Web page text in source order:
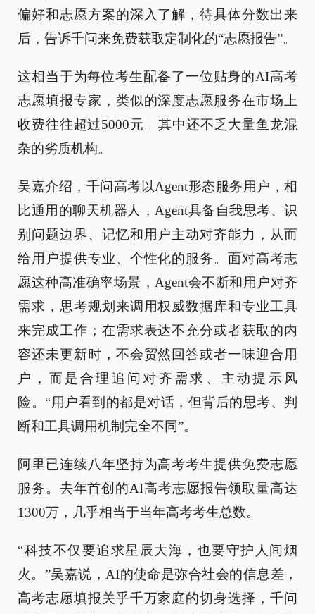
偏好和志愿方案的深入了解，待具体分数出来
后，告诉千问来免费获取定制化的“志愿报告”。
这相当于为每位考生配备了一位贴身的AI高考
志愿填报专家，类似的深度志愿服务在市场上
收费往往超过5000元。其中还不乏大量鱼龙混
杂的劣质机构。
吴嘉介绍，千问高考以Agent形态服务用户，相
比通用的聊天机器人，Agent具备自我思考、识
别问题边界、记忆和用户主动对齐能力，从而
给用户提供专业、个性化的服务。面对高考志
愿这种高准确率场景，Agent会不断和用户对齐
需求，思考规划来调用权威数据库和专业工具
来完成工作；在需求表达不充分或者获取的内
容还未更新时，不会贸然回答或者一味迎合用
户，而是合理追问对齐需求、主动提示风
险。“用户看到的都是对话，但背后的思考、判
断和工具调用机制完全不同”。
阿里已连续八年坚持为高考考生提供免费志愿
服务。去年首创的AI高考志愿报告领取量高达
1300万，几乎相当于当年高考考生总数。
“科技不仅要追求星辰大海，也要守护人间烟
火。”吴嘉说，AI的使命是弥合社会的信息差，
高考志愿填报关乎千万家庭的切身选择，千问